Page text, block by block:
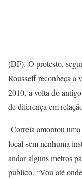
(DF). O protesto,
Rousseff reconheça a
2010, a volta do
de diferença em
Correia amontou
local sem nenhuma
andar alguns metros
publico. “Vou até